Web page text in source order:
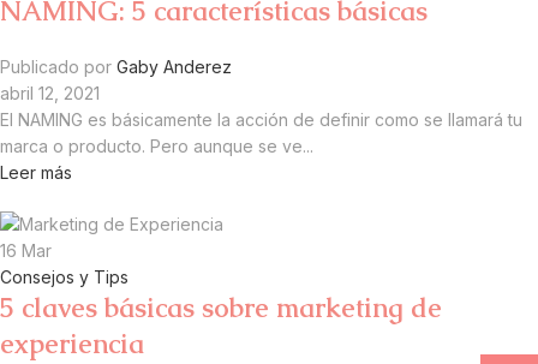
NAMING: 5 características básicas
Publicado por Gaby Anderez
abril 12, 2021
El NAMING es básicamente la acción de definir como se llamará tu
marca o producto. Pero aunque se ve...
Leer más
16 Mar
Consejos y Tips
5 claves básicas sobre marketing de
experiencia